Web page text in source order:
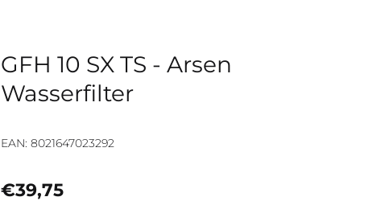
GFH 10 SX TS - Arsen
Wasserfilter
EAN: 8021647023292
€39,75